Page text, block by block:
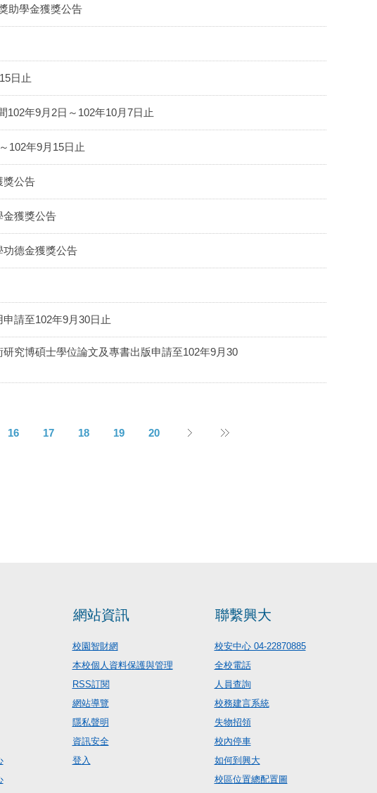
助學金獲獎公告
日止
102年9月2日～102年10月7日止
102年9月15日止
獎公告
金獲獎公告
功德金獲獎公告
請至102年9月30日止
究博碩士學位論文及專書出版申請至102年9月30
16 17 18 19 20
網站資訊
校園智財網
本校個人資料保護與管理
RSS訂閱
網站導覽
隱私聲明
資訊安全
登入
聯繫興大
校安中心 04-22870885
全校電話
人員查詢
校務建言系統
失物招領
校內停車
如何到興大
校區位置總配置圖